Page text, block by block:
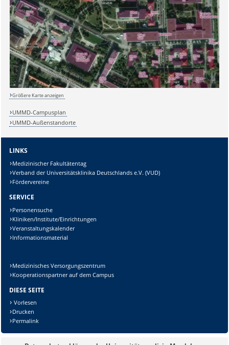
Sicherheitsabfrage:
Lösung:
Größere Karte anzeigen
UMMD-Campusplan
UMMD-Außenstandorte
LINKS
Medizinischer Fakultätentag
Verband der Universitätsklinika Deutschlands e.V. (VUD)
Fördervereine
SERVICE
Personensuche
Kliniken/Institute/Einrichtungen
Veranstaltungskalender
Informationsmaterial
Medizinisches Versorgungszentrum
Kooperationspartner auf dem Campus
DIESE SEITE
Vorlesen
Drucken
Permalink